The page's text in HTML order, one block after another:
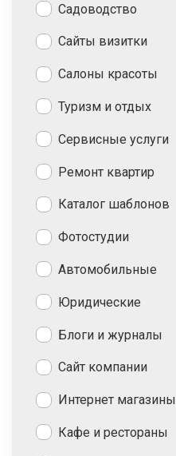
Садоводство
Сайты визитки
Салоны красоты
Туризм и отдых
Сервисные услуги
Ремонт квартир
Каталог шаблонов
Фотостудии
Автомобильные
Юридические
Блоги и журналы
Сайт компании
Интернет магазины
Кафе и рестораны